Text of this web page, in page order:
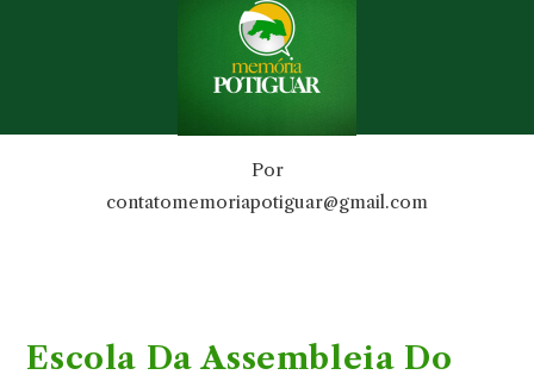
Por
contatomemoriapotiguar@gmail.com
Escola Da Assembleia Do